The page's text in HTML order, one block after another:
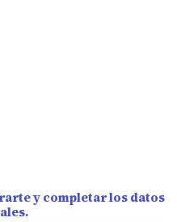
y completar los datos